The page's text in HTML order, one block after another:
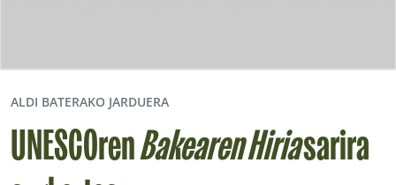
ALDI BATERAKO JARDUERA
UNESCOrenBakearen Hiriasarira